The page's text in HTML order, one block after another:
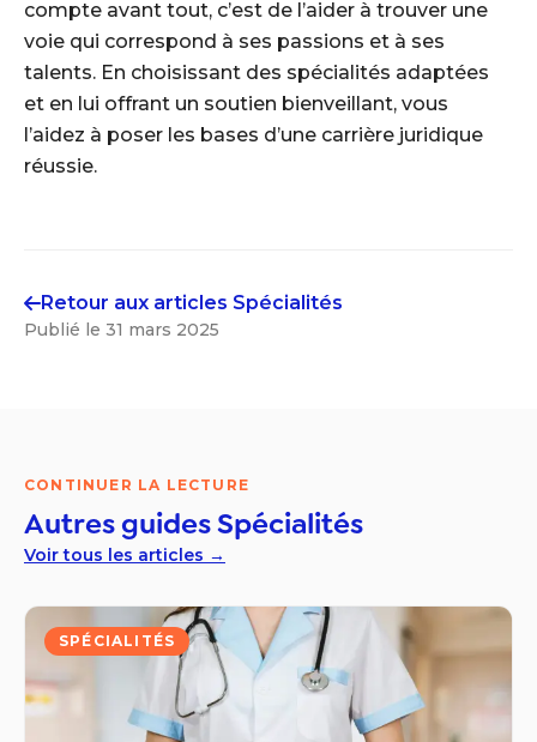
compte avant tout, c’est de l’aider à trouver une
voie qui correspond à ses passions et à ses
talents. En choisissant des spécialités adaptées
et en lui offrant un soutien bienveillant, vous
l’aidez à poser les bases d’une carrière juridique
réussie.
Retour aux articles Spécialités
Publié le 31 mars 2025
CONTINUER LA LECTURE
Autres guidesSpécialités
Voir tous les articles →
SPÉCIALITÉS